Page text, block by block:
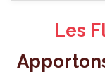
Les